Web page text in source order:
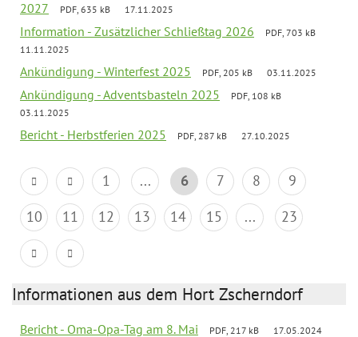
2027
PDF, 635 kB 17.11.2025
Information - Zusätzlicher Schließtag 2026
PDF, 703 kB
11.11.2025
Ankündigung - Winterfest 2025 PDF, 205 kB 03.11.2025
Ankündigung - Adventsbasteln 2025
PDF, 108 kB
03.11.2025
Bericht - Herbstferien 2025 PDF, 287 kB 27.10.2025
1 ... 6 7 8
9
10
11 12 13 14 15 ... 23
Informationen aus dem Hort Zscherndorf
Bericht - Oma-Opa-Tag am 8. Mai PDF, 217 kB 17.05.2024